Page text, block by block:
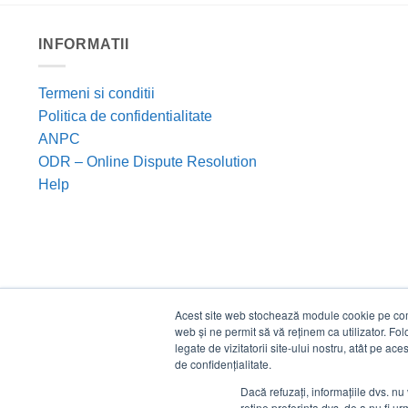
Acest site web stochează module cookie pe
web și ne permit să vă reținem ca utilizator.
legate de vizitatorii site-ului nostru, atât pe
de confidențialitate.
Dacă refuzați, informațiile dvs.
INFORMATII
Termeni si conditii
Politica de confidentialitate
ANPC
ODR – Online Dispute Resolution
Help